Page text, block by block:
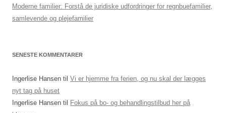
Moderne familier: Forstå de juridiske udfordringer for regnbuefamilier,
samlevende og plejefamilier
SENESTE KOMMENTARER
Ingerlise Hansen til Vi er hjemme fra ferien, og nu skal der lægges
nyt tag på huset
Ingerlise Hansen til
Fokus på bo- og behandlingstilbud her på